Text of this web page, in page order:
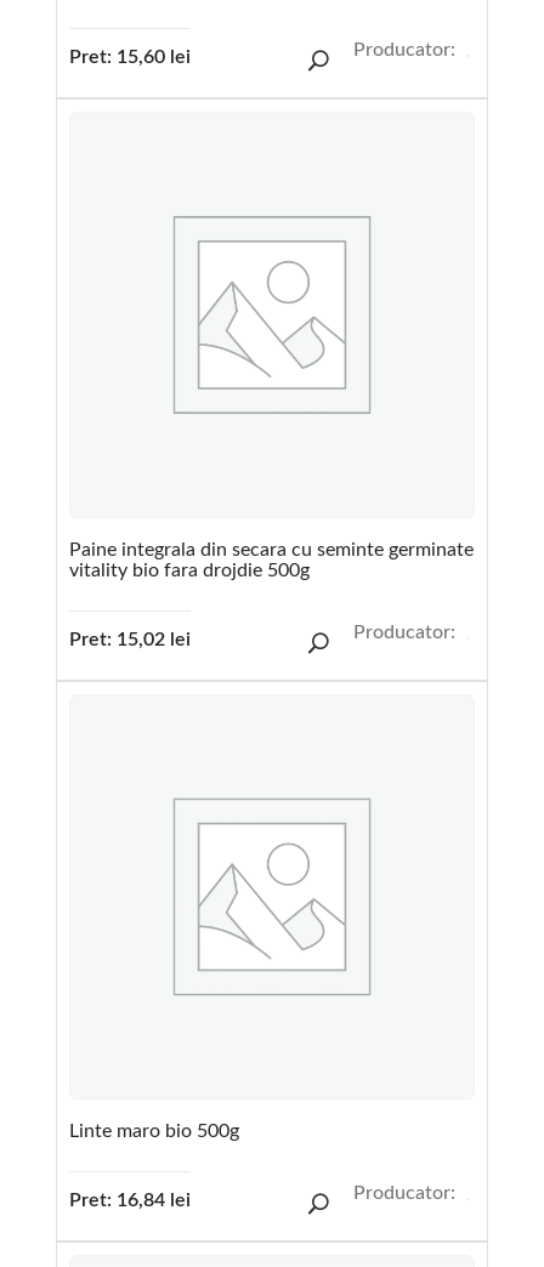
Pret: 15,60 lei Producator:
Paine integrala din secara cu seminte germinate
vitality bio fara drojdie 500g
Pret: 15,02 lei Producator:
Linte maro bio 500g
Pret: 16,84 lei Producator: